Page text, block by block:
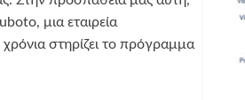
μια εταιρεία
στηρίζει το πρόγραμμα